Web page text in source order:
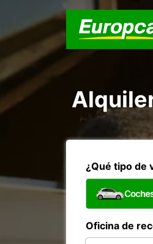
¿Qué tipo de
Oficina de